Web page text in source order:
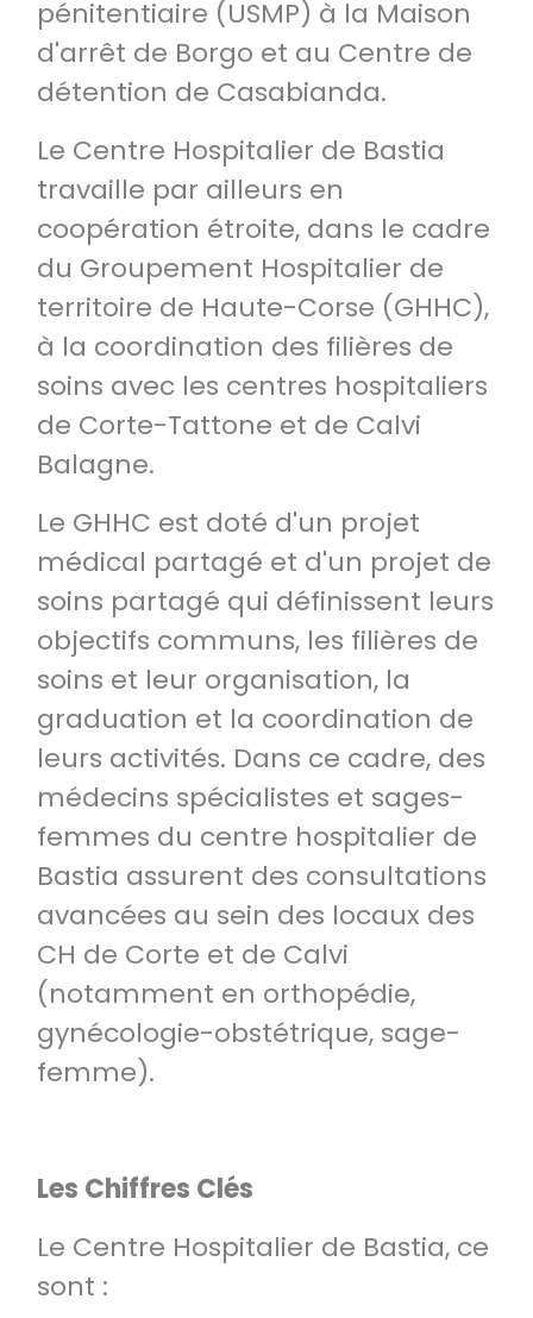
pénitentiaire (USMP) à la Maison
d'arrêt de Borgo et au Centre de
détention de Casabianda.
Le Centre Hospitalier de Bastia
travaille par ailleurs en
coopération étroite, dans le cadre
du Groupement Hospitalier de
territoire de Haute-Corse (GHHC),
à la coordination des filières de
soins avec les centres hospitaliers
de Corte-Tattone et de Calvi
Balagne.
Le GHHC est doté d'un projet
médical partagé et d'un projet de
soins partagé qui définissent leurs
objectifs communs, les filières de
soins et leur organisation, la
graduation et la coordination de
leurs activités. Dans ce cadre, des
médecins spécialistes et sages-
femmes du centre hospitalier de
Bastia assurent des consultations
avancées au sein des locaux des
CH de Corte et de Calvi
(notamment en orthopédie,
gynécologie-obstétrique, sage-
femme).
Les Chiffres Clés
Le Centre Hospitalier de Bastia, ce
sont :